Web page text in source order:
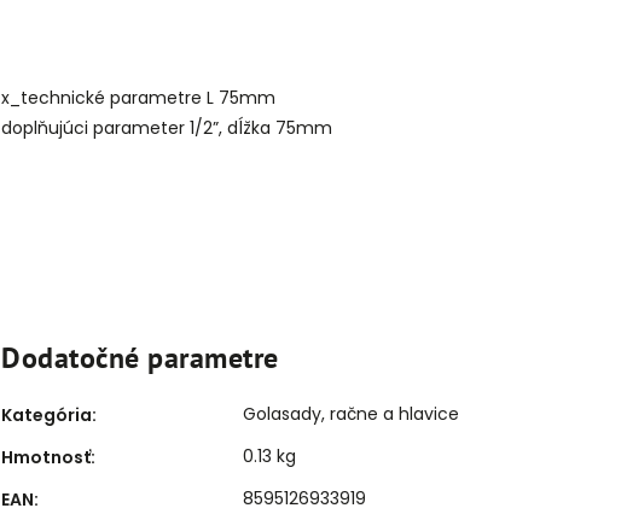
x_technické parametre L 75mm
doplňujúci parameter 1/2”, dĺžka 75mm
Dodatočné parametre
Kategória:
Golasady, račne a hlavice
Hmotnosť:
0.13 kg
EAN:
8595126933919